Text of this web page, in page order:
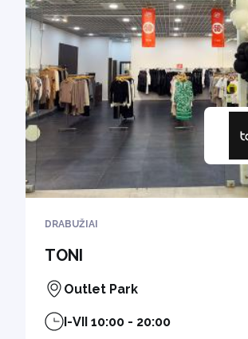
DRABUŽIAI
TONI
Outlet Park
I-VII 10:00 - 20:00